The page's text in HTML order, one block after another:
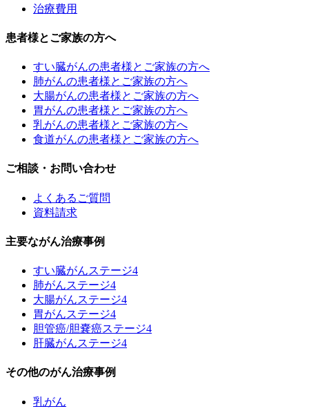
治療費用
患者様とご家族の方へ
すい臓がんの患者様とご家族の方へ
肺がんの患者様とご家族の方へ
大腸がんの患者様とご家族の方へ
胃がんの患者様とご家族の方へ
乳がんの患者様とご家族の方へ
食道がんの患者様とご家族の方へ
ご相談・お問い合わせ
よくあるご質問
資料請求
主要ながん治療事例
すい臓がんステージ4
肺がんステージ4
大腸がんステージ4
胃がんステージ4
胆管癌/胆嚢癌ステージ4
肝臓がんステージ4
その他のがん治療事例
乳がん